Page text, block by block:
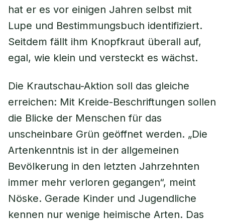
hat er es vor einigen Jahren selbst mit
Lupe und Bestimmungsbuch identifiziert.
Seitdem fällt ihm Knopfkraut überall auf,
egal, wie klein und versteckt es wächst.
Die Krautschau-Aktion soll das gleiche
erreichen: Mit Kreide-Beschriftungen sollen
die Blicke der Menschen für das
unscheinbare Grün geöffnet werden. „Die
Artenkenntnis ist in der allgemeinen
Bevölkerung in den letzten Jahrzehnten
immer mehr verloren gegangen“, meint
Nöske. Gerade Kinder und Jugendliche
kennen nur wenige heimische Arten. Das